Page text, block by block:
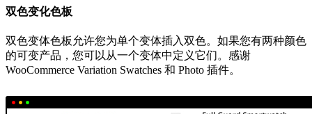
双色变化色板
双色变体色板允许您为单个变体插入双色。如果您有两种颜色
的可变产品，您可以从一个变体中定义它们。感谢
WooCommerce Variation Swatches 和 Photo 插件。